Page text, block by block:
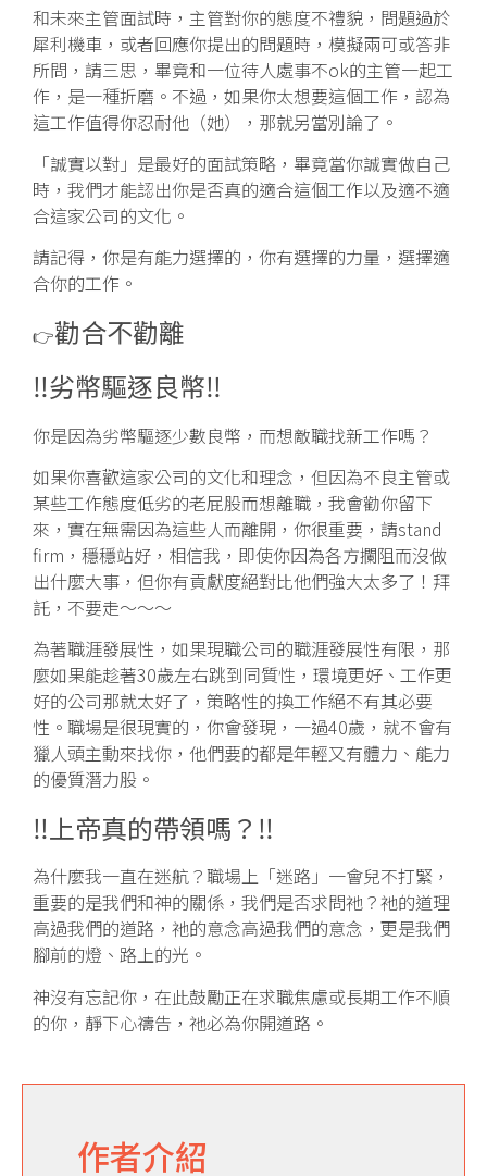
和未來主管面試時，主管對你的態度不禮貌，問題過於
犀利機車，或者回應你提出的問題時，模擬兩可或答非
所問，請三思，畢竟和一位待人處事不ok的主管一起工
作，是一種折磨。不過，如果你太想要這個工作，認為
這工作值得你忍耐他（她），那就另當別論了。
「誠實以對」是最好的面試策略，畢竟當你誠實做自己
時，我們才能認出你是否真的適合這個工作以及適不適
合這家公司的文化。
請記得，你是有能力選擇的，你有選擇的力量，選擇適
合你的工作。
👉勸合不勸離
‼️劣幣驅逐良幣‼️
你是因為劣幣驅逐少數良幣，而想敵職找新工作嗎？
如果你喜歡這家公司的文化和理念，但因為不良主管或
某些工作態度低劣的老屁股而想離職，我會勸你留下
來，實在無需因為這些人而離開，你很重要，請stand
firm，穩穩站好，相信我，即使你因為各方攔阻而沒做
出什麼大事，但你有貢獻度絕對比他們強大太多了！拜
託，不要走～～～
為著職涯發展性，如果現職公司的職涯發展性有限，那
麼如果能趁著30歲左右跳到同質性，環境更好、工作更
好的公司那就太好了，策略性的換工作絕不有其必要
性。職場是很現實的，你會發現，一過40歲，就不會有
獵人頭主動來找你，他們要的都是年輕又有體力、能力
的優質潛力股。
‼️上帝真的帶領嗎？‼️
為什麼我一直在迷航？職場上「迷路」一會兒不打緊，
重要的是我們和神的關係，我們是否求問祂？祂的道理
高過我們的道路，祂的意念高過我們的意念，更是我們
腳前的燈、路上的光。
神沒有忘記你，在此鼓勵正在求職焦慮或長期工作不順
的你，靜下心禱告，祂必為你開道路。
作者介紹